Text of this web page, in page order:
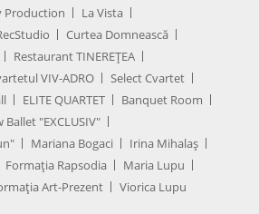
Production
La Vista
Curtea Domnească
Restaurant TINEREȚEA
VIV-ADRO
Select Cvartet
ELITE QUARTET
Banquet Room
Ballet "EXCLUSIV"
Mariana Bogaci
Irina Mihalaș
Formația Rapsodia
Maria Lupu
Art-Prezent Viorica Lupu